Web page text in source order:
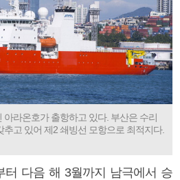
아라온호가 출항하고 있다. 부산은 수리
고 있어 제2 쇄빙선 모항으로 최적지다.
터 다음 해 3월까지 남극에서 승